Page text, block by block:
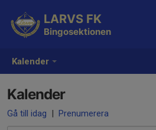
Kalender
LARVS FK
Bingosektionen
Kalender
Gå till idag | Prenumerera